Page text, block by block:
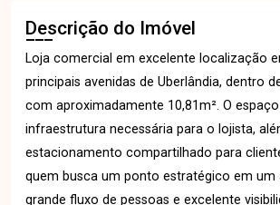
Descrição do Imóvel
Loja comercial em excelente localização
principais avenidas de Uberlândia, dentro
com aproximadamente 10,81m². O
infraestrutura necessária para o lojista,
estacionamento compartilhado para
quem busca um ponto estratégico em um
grande fluxo de pessoas e excelente